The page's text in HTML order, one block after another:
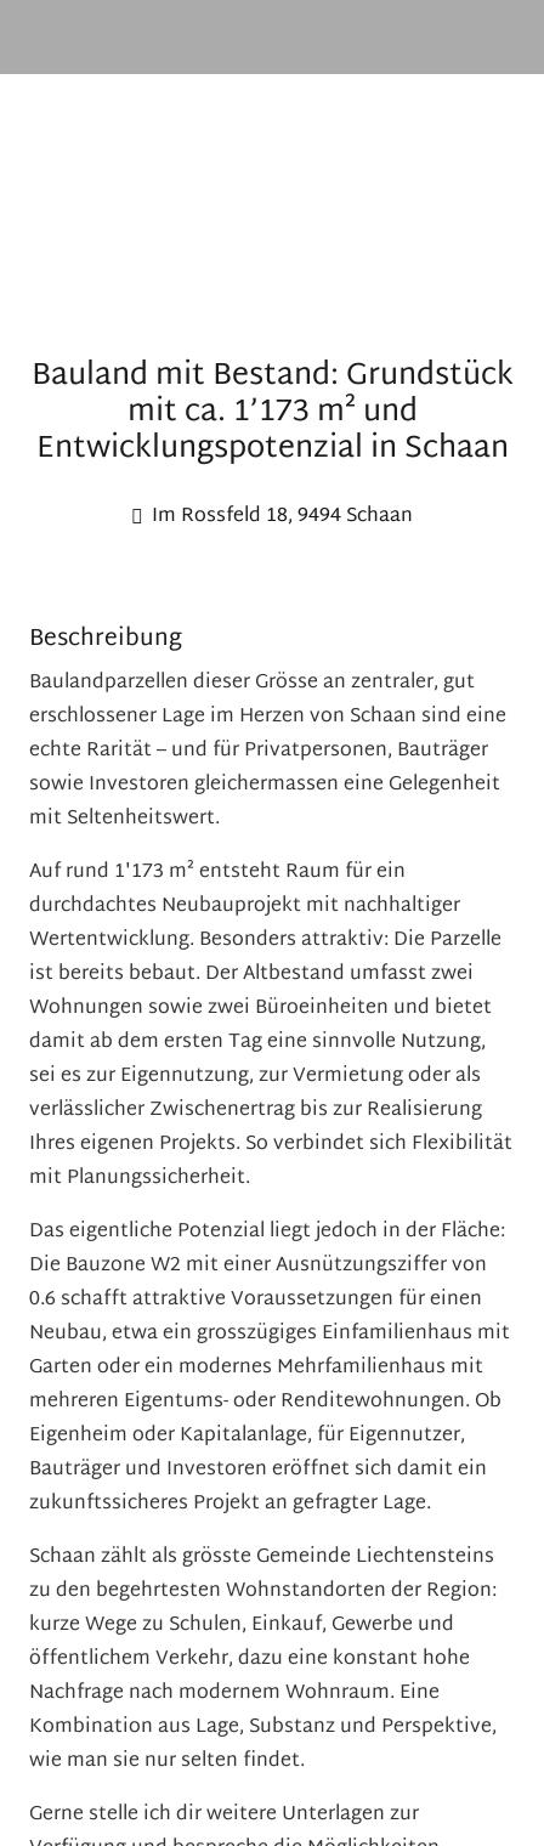
Bauland mit Bestand: Grundstück
mit ca. 1’173 m² und
Entwicklungspotenzial in Schaan
Im Rossfeld 18, 9494 Schaan
Beschreibung
Baulandparzellen dieser Grösse an zentraler, gut
erschlossener Lage im Herzen von Schaan sind eine
echte Rarität – und für Privatpersonen, Bauträger
sowie Investoren gleichermassen eine Gelegenheit
mit Seltenheitswert.
Auf rund 1'173 m² entsteht Raum für ein
durchdachtes Neubauprojekt mit nachhaltiger
Wertentwicklung. Besonders attraktiv: Die Parzelle
ist bereits bebaut. Der Altbestand umfasst zwei
Wohnungen sowie zwei Büroeinheiten und bietet
damit ab dem ersten Tag eine sinnvolle Nutzung,
sei es zur Eigennutzung, zur Vermietung oder als
verlässlicher Zwischenertrag bis zur Realisierung
Ihres eigenen Projekts. So verbindet sich Flexibilität
mit Planungssicherheit.
Das eigentliche Potenzial liegt jedoch in der Fläche:
Die Bauzone W2 mit einer Ausnützungsziffer von
0.6 schafft attraktive Voraussetzungen für einen
Neubau, etwa ein grosszügiges Einfamilienhaus mit
Garten oder ein modernes Mehrfamilienhaus mit
mehreren Eigentums- oder Renditewohnungen. Ob
Eigenheim oder Kapitalanlage, für Eigennutzer,
Bauträger und Investoren eröffnet sich damit ein
zukunftssicheres Projekt an gefragter Lage.
Schaan zählt als grösste Gemeinde Liechtensteins
zu den begehrtesten Wohnstandorten der Region:
kurze Wege zu Schulen, Einkauf, Gewerbe und
öffentlichem Verkehr, dazu eine konstant hohe
Nachfrage nach modernem Wohnraum. Eine
Kombination aus Lage, Substanz und Perspektive,
wie man sie nur selten findet.
Gerne stelle ich dir weitere Unterlagen zur